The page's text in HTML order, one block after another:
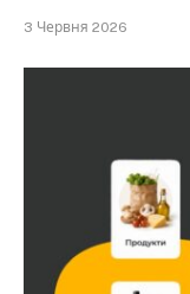
3 Червня 2026